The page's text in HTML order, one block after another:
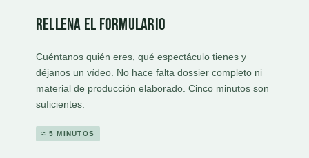
Rellena el formulario
Cuéntanos quién eres, qué espectáculo tienes y
déjanos un vídeo. No hace falta dossier completo ni
material de producción elaborado. Cinco minutos son
suficientes.
≈ 5 MINUTOS